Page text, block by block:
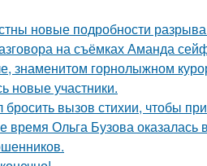
новые подробности
на съёмках Аманда
знаменитом горнолыжном
новые участники.
вызов стихии, чтобы
время Ольга Бузова оказалась